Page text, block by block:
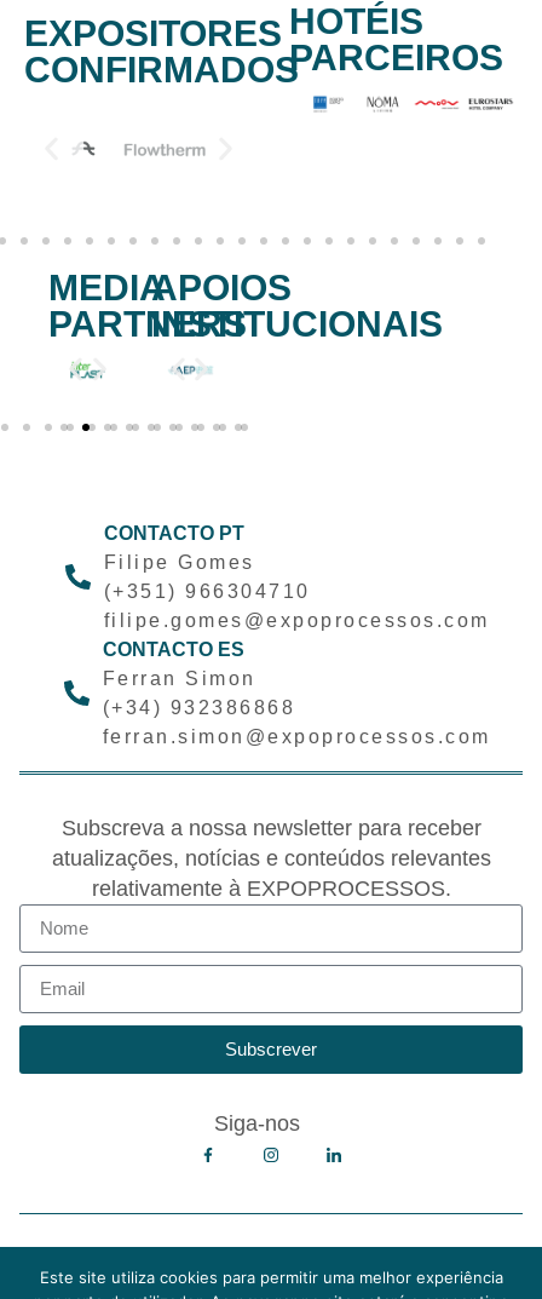
EXPOSITORES
CONFIRMADOS
MEDIA
PARTNERS
APOIOS
INSTITUCIONAIS
HOTÉIS
PARCEIROS
CONTACTO PT
Filipe Gomes
(+351) 966304710
filipe.gomes@expoprocessos.com
CONTACTO ES
Ferran Simon
(+34) 932386868
ferran.simon@expoprocessos.com
Subscreva a nossa newsletter para receber
atualizações, notícias e conteúdos relevantes
relativamente à EXPOPROCESSOS.
Subscrever
Siga-nos
Política de Privacidade
Política de Cookies
Este site utiliza cookies para permitir uma melhor experiência